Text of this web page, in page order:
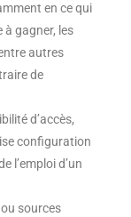
en ce qui
à gagner, les
autres
de
d’accès,
configuration
l’emploi d’un
sources